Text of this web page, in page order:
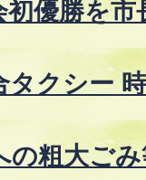
優勝を市
タクシー
の粗大ご